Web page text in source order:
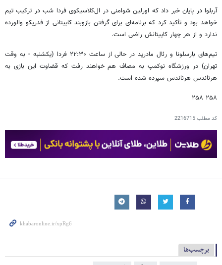
آربلوا در پایان خبر داد که اورلین شوامنی در ال‌کلاسیکوی فردا شب در ترکیب تیم
خواهد بود و تأکید کرد که برنامه‌ای برای گرفتن بازوبند کاپیتانی از فدریکو والورده
ندارد و از هر چهار کاپیتانش راضی است.
تیم‌های بارسلونا و رئال مادرید در حالی از ساعت ۲۲:۳۰ فردا (یکشنبه - به وقت
تهران) در ورزشگاه نوکمپ به مصاف هم خواهند رفت که قضاوت این بازی به
هرناندس هرناندس سپرده شده است.
۲۵۸ ۲۵۸
کد مطلب2216715
برچسب‌ها